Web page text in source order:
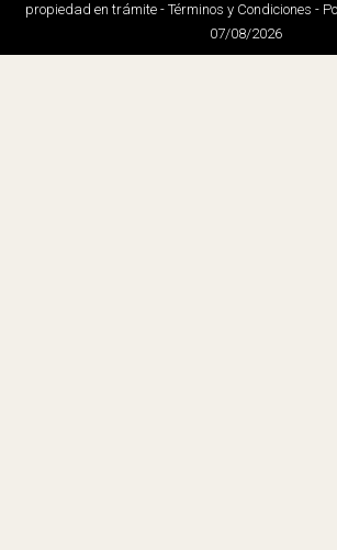
propiedad en trámite - Términos y Condiciones -
07/08/2026